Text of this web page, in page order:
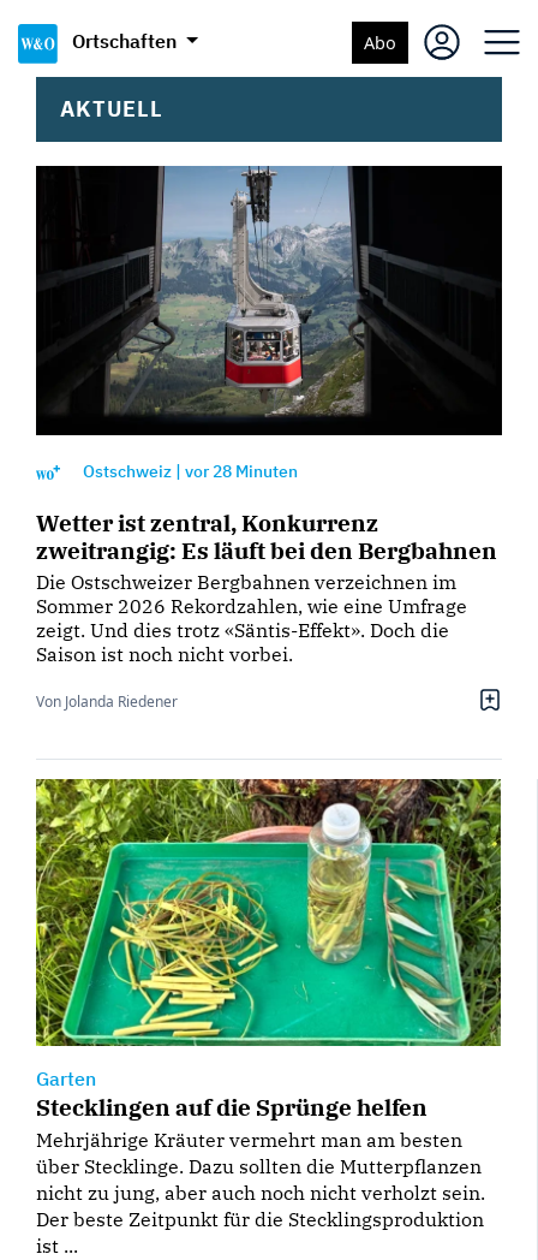
Ortschaften Abo
AKTUELL
Ostschweiz | vor28 Minuten
Wetter ist zentral, Konkurrenz
zweitrangig: Es läuft bei den Bergbahnen
Die Ostschweizer Bergbahnen verzeichnen im
Sommer 2026 Rekordzahlen, wie eine Umfrage
zeigt. Und dies trotz «Säntis-Effekt». Doch die
Saison ist noch nicht vorbei.
Von Jolanda Riedener
Garten
Stecklingen auf die Sprünge helfen
Mehrjährige Kräuter vermehrt man am besten
über Stecklinge. Dazu sollten die Mutterpflanzen
nicht zu jung, aber auch noch nicht verholzt sein.
Der beste Zeitpunkt für die Stecklingsproduktion
ist ...